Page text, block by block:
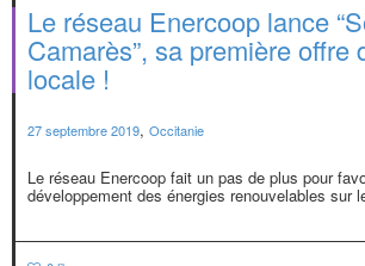
Le réseau Enercoop lance
Camarès”, sa première offre
locale !
27 septembre 2019, Occitanie
Le réseau Enercoop fait un pas de plus pour
développement des énergies renouvelables sur